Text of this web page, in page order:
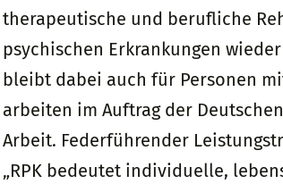
therapeutische und berufliche
psychischen Erkrankungen
bleibt dabei auch für Personen
arbeiten im Auftrag der
Arbeit. Federführender
„RPK bedeutet individuelle,